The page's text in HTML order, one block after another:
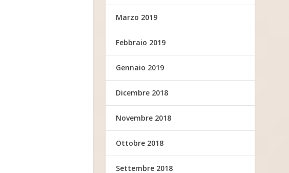
Marzo 2019
Febbraio 2019
Gennaio 2019
Dicembre 2018
Novembre 2018
Ottobre 2018
Settembre 2018